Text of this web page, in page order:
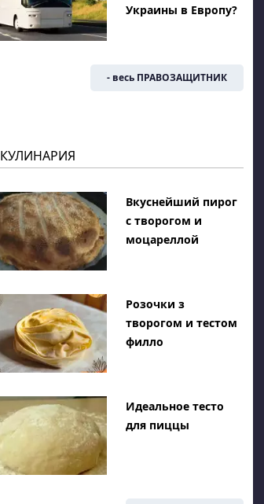
Украины в Европу?
- весь ПРАВОЗАЩИТНИК
КУЛИНАРИЯ
Вкуснейший пирог
с творогом и
моцареллой
Розочки з
творогом и тестом
филло
Идеальное тесто
для пиццы